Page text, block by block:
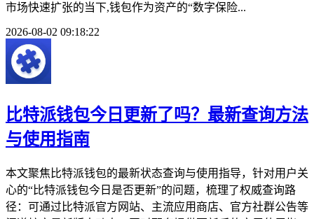
市场快速扩张的当下,钱包作为资产的“数字保险...
2026-08-02 09:18:22
比特派钱包今日更新了吗？最新查询方法
与使用指南
本文聚焦比特派钱包的最新状态查询与使用指导，针对用户关
心的“比特派钱包今日是否更新”的问题，梳理了权威查询路
径：可通过比特派官方网站、主流应用商店、官方社群公告等